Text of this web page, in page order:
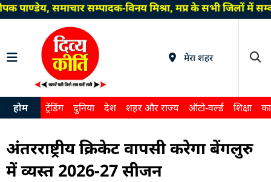
पाण्डेय, समाचार सम्पादक-विनय मिश्रा, मप्र के सभी जिलों
मेरा शहर
होम ट्रेंडिंग दुनिया देश शहर और राज्य ऑटो-वर्ल्ड शिक्षा
अंतरराष्ट्रीय क्रिकेट वापसी करेगा बेंगलुरु
में व्यस्त 2026-27 सीजन